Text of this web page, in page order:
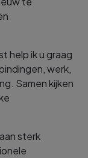
help ik u graag
werk,
Samen kijken
sterk